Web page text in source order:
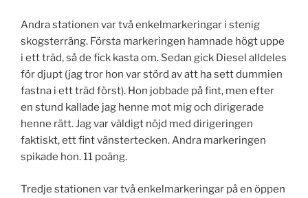
Andra stationen var två enkelmarkeringar i stenig
skogsterräng. Första markeringen hamnade högt uppe
i ett träd, så de fick kasta om. Sedan gick Diesel alldeles
för djupt (jag tror hon var störd av att ha sett dummien
fastna i ett träd först). Hon jobbade på fint, men efter
en stund kallade jag henne mot mig och dirigerade
henne rätt. Jag var väldigt nöjd med dirigeringen
faktiskt, ett fint vänstertecken. Andra markeringen
spikade hon. 11 poäng.
Tredje stationen var två enkelmarkeringar på en öppen